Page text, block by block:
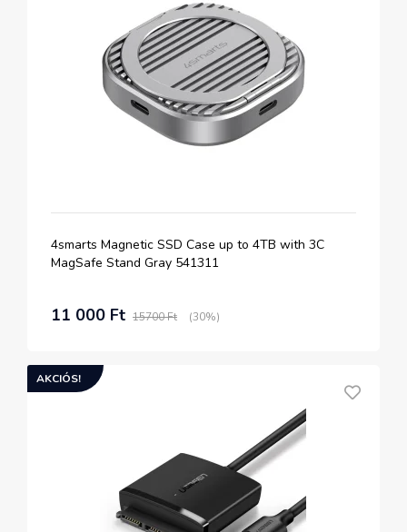
4smarts Magnetic SSD Case up to 4TB with 3C
MagSafe Stand Gray 541311
11 000 Ft 15700 Ft (30%)
AKCIÓS!